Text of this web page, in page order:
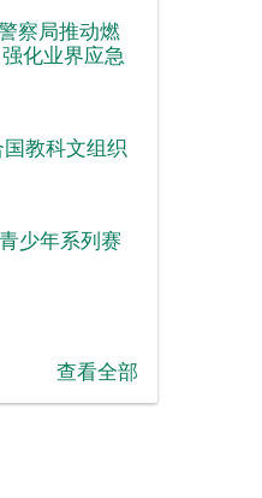
察局推动燃
化业界应急
教科文组织
少年系列赛
查看全部